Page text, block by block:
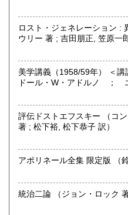
定休日：毎週木曜日・日曜
西洋の哲学思想、宗教、歴史
書・全集類、日本の近代文
に幅広く取り扱ってございま
関東近県、地方ともにご都
多少に関わらず、遠慮なく
哲学宗教、歴史、社会科学、
ロスト・ジェネレーション : 異郷から
ウリー 著 ; 吉田朋正, 笠原一
美学講義（1958/59年） ＜講談
ドール・W・アドルノ ；
評伝ドストエフスキー （コンスタンチン・モチューリスキー
著 ; 松下裕, 松下恭子 訳）
アポ
統治二論 （ジョン・ロ